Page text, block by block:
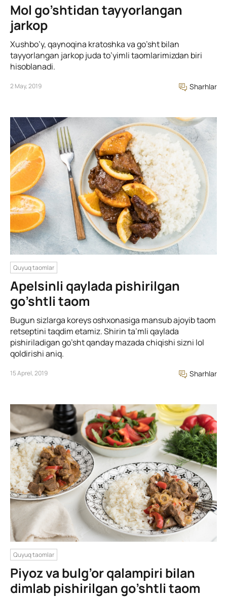
Mol go’shtidan tayyorlangan
jarkop
Xushbo’y, qaynoqina kratoshka va go’sht bilan
tayyorlangan jarkop juda to’yimli taomlarimizdan biri
hisoblanadi.
2 May, 2019 Sharhlar
Quyuq taomlar
Apelsinli qaylada pishirilgan
go’shtli taom
Bugun sizlarga koreys oshxonasiga mansub ajoyib taom
retseptini taqdim etamiz. Shirin ta’mli qaylada
pishiriladigan go’sht qanday mazada chiqishi sizni lol
qoldirishi aniq.
15 Aprel, 2019 Sharhlar
Quyuq taomlar
Piyoz va bulg’or qalampiri bilan
dimlab pishirilgan go’shtli taom